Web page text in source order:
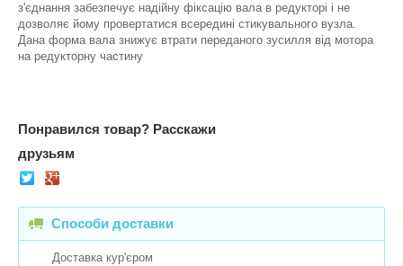
з'єднання забезпечує надійну фіксацію вала в редукторі і не
дозволяє йому провертатися всередині стикувального вузла.
Дана форма вала знижує втрати переданого зусилля від мотора
на редукторну частину
Понравился товар? Расскажи
друзьям
Способи доставки
Доставка кур'єром